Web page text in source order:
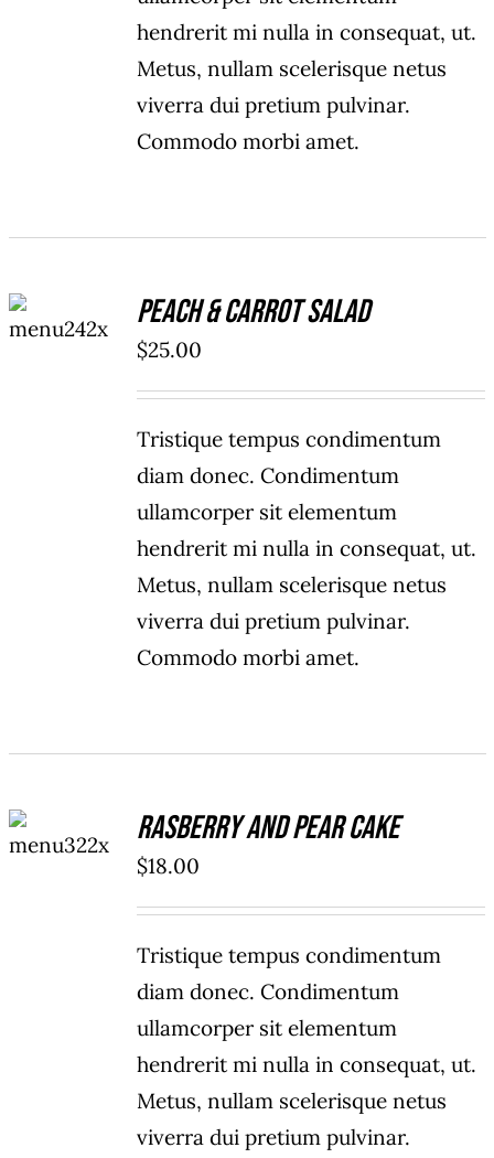
hendrerit mi nulla in consequat, ut.
Metus, nullam scelerisque netus
viverra dui pretium pulvinar.
Commodo morbi amet.
CART
/
Peach & Carrot Salad
$25.00
Tristique tempus condimentum
diam donec. Condimentum
ullamcorper sit elementum
hendrerit mi nulla in consequat, ut.
Metus, nullam scelerisque netus
viverra dui pretium pulvinar.
Commodo morbi amet.
CART
/
Rasberry And Pear Cake
$18.00
Tristique tempus condimentum
diam donec. Condimentum
ullamcorper sit elementum
hendrerit mi nulla in consequat, ut.
Metus, nullam scelerisque netus
viverra dui pretium pulvinar.